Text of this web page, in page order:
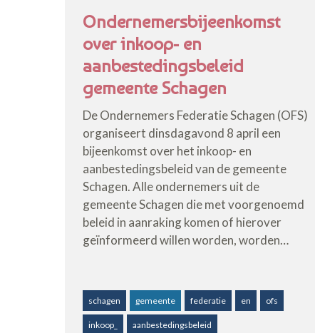
Ondernemersbijeenkomst
over inkoop- en
aanbestedingsbeleid
gemeente Schagen
De Ondernemers Federatie Schagen (OFS)
organiseert dinsdagavond 8 april een
bijeenkomst over het inkoop- en
aanbestedingsbeleid van de gemeente
Schagen. Alle ondernemers uit de
gemeente Schagen die met voorgenoemd
beleid in aanraking komen of hierover
geïnformeerd willen worden, worden…
schagen gemeente federatie en ofs
inkoop_ aanbestedingsbeleid